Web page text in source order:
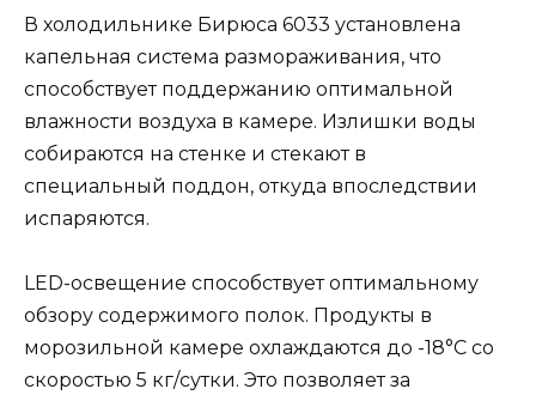
В холодильнике Бирюса 6033 установлена
капельная система размораживания, что
способствует поддержанию оптимальной
влажности воздуха в камере. Излишки воды
собираются на стенке и стекают в
специальный поддон, откуда впоследствии
испаряются.
LED-освещение способствует оптимальному
обзору содержимого полок. Продукты в
морозильной камере охлаждаются до -18°С со
скоростью 5 кг/сутки. Это позволяет за